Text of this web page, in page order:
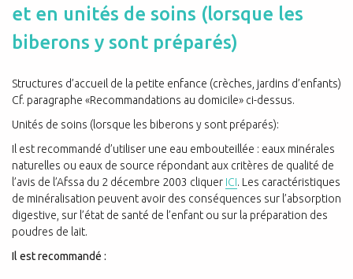
et en unités de soins (lorsque les
biberons y sont préparés)
Structures d’accueil de la petite enfance (crèches, jardins d’enfants)
Cf. paragraphe «Recommandations au domicile» ci-dessus.
Unités de soins (lorsque les biberons y sont préparés):
Il est recommandé d’utiliser une eau embouteillée : eaux minérales
naturelles ou eaux de source répondant aux critères de qualité de
l’avis de l’Afssa du 2 décembre 2003 cliquer ICI. Les caractéristiques
de minéralisation peuvent avoir des conséquences sur l’absorption
digestive, sur l’état de santé de l’enfant ou sur la préparation des
poudres de lait.
Il est recommandé :